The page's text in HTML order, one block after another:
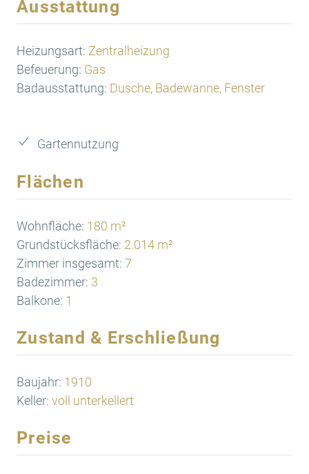
Ausstattung
Heizungsart: Zentralheizung
Befeuerung: Gas
Badausstattung: Dusche, Badewanne, Fenster
Gartennutzung
Flächen
Wohnfläche: 180 m²
Grundstücksfläche: 2.014 m²
Zimmer insgesamt: 7
Badezimmer: 3
Balkone: 1
Zustand & Erschließung
Baujahr: 1910
Keller: voll unterkellert
Preise